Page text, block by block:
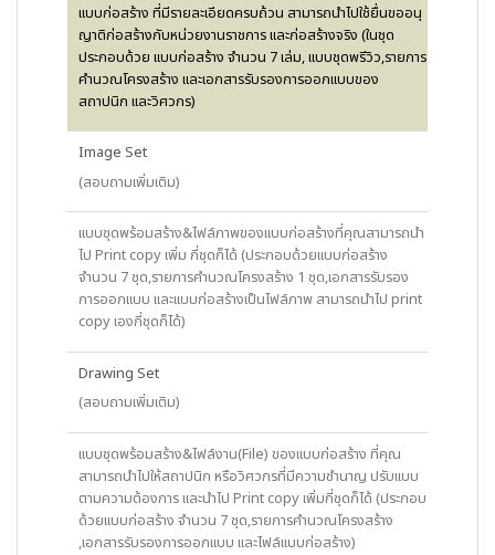
แบบก่อสร้าง ที่มีรายละเอียดครบถ้วน สามารถนำไปใช้ยื่นขออนุ
ญาติก่อสร้างกับหน่วยงานราชการ และก่อสร้างจริง (ในชุด
ประกอบด้วย แบบก่อสร้าง จำนวน 7 เล่ม, แบบชุดพรีวิว,รายการ
คำนวณโครงสร้าง และเอกสารรับรองการออกแบบของ
สถาปนิก และวิศวกร)
Image Set
(สอบถามเพิ่มเติม)
แบบชุดพร้อมสร้าง&ไฟล์ภาพของแบบก่อสร้างที่คุณสามารถนำ
ไป Print copy เพิ่ม กี่ชุดก็ได้ (ประกอบด้วยแบบก่อสร้าง
จำนวน 7 ชุด,รายการคำนวณโครงสร้าง 1 ชุด,เอกสารรับรอง
การออกแบบ และแบบก่อสร้างเป็นไฟล์ภาพ สามารถนำไป print
copy เองกี่ชุดก็ได้)
Drawing Set
(สอบถามเพิ่มเติม)
แบบชุดพร้อมสร้าง&ไฟล์งาน(File) ของแบบก่อสร้าง ที่คุณ
สามารถนำไปให้สถาปนิก หรือวิศวกรที่มีความชำนาญ ปรับแบบ
ตามความต้องการ และนำไป Print copy เพิ่มกี่ชุดก็ได้ (ประกอบ
ด้วยแบบก่อสร้าง จำนวน 7 ชุด,รายการคำนวณโครงสร้าง
,เอกสารรับรองการออกแบบ และไฟล์แบบก่อสร้าง)